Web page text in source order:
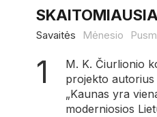
SKAITOMIAUSIA
Savaitės Mėnesio
M. K. Čiurlionio
projekto autorius
„Kaunas yra
moderniosios